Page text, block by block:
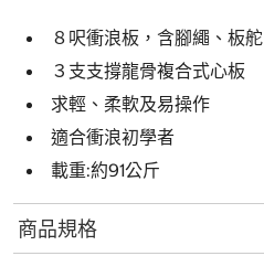
８呎衝浪板，含腳繩、板舵
３支支撐龍骨複合式心板
求輕、柔軟及易操作
適合衝浪初學者
載重:約91公斤
商品規格